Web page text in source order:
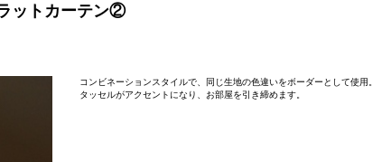
ットカーテン②
コンビネーションスタイルで、同じ生地の色違いをボーダーとして使用。
タッセルがアクセントになり、お部屋を引き締めます。